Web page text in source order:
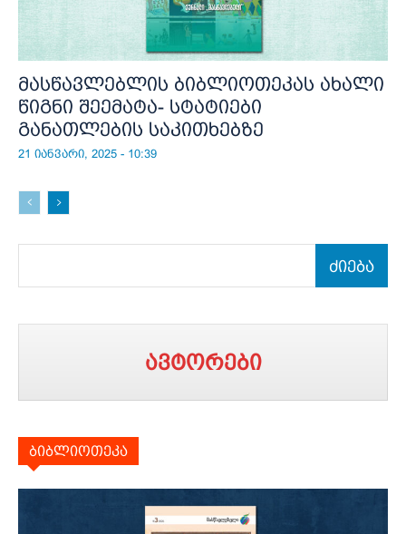
მასწავლებლის ბიბლიოთეკას ახალი
წიგნი შეემატა- სტატიები
განათლების საკითხებზე
21 იანვარი, 2025 - 10:39
ძიება
ავტორები
ბიბლიოთეკა